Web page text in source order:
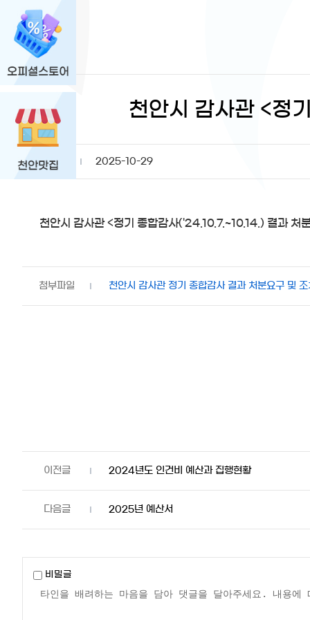
천안시 감사관 <정
등록일 2025-10-29
천안시 감사관 <정기 종합감사('24.10.7.~10.14.) 결과 처
천안시 감사관 정기 종합감사 결과 처분요구 및
2024년도 인건비 예산과 집행현황
2025년 예산서
비밀글